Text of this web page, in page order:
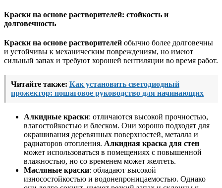
Краски на основе растворителей: стойкость и
долговечность
Краски на основе растворителей обычно более долговечны
и устойчивы к механическим повреждениям, но имеют
сильный запах и требуют хорошей вентиляции во время работ.
Читайте также: Как установить светодиодный
прожектор: пошаговое руководство для начинающих
Алкидные краски: отличаются высокой прочностью,
влагостойкостью и блеском. Они хорошо подходят для
окрашивания деревянных поверхностей, металла и
радиаторов отопления. Алкидная краска для стен
может использоваться в помещениях с повышенной
влажностью, но со временем может желтеть.
Масляные краски: обладают высокой
износостойкостью и водонепроницаемостью. Однако